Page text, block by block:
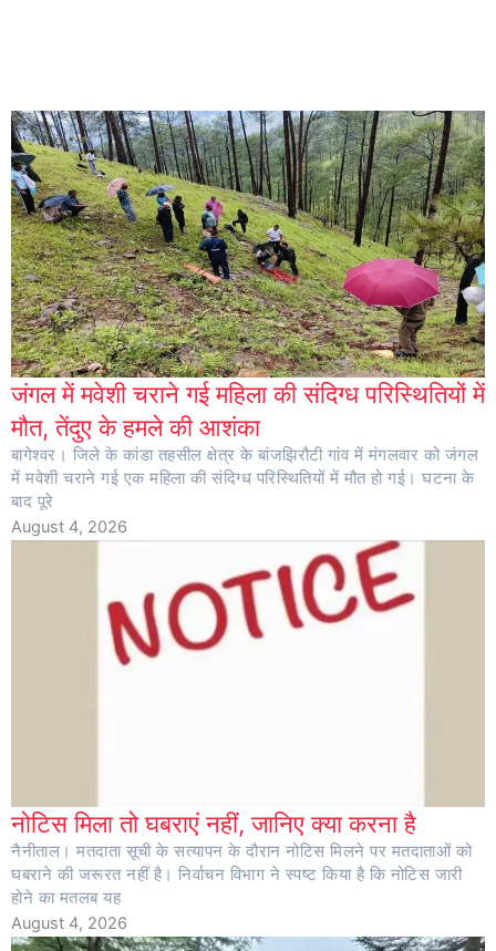
जंगल में मवेशी चराने गई महिला की संदिग्ध परिस्थितियों में
मौत, तेंदुए के हमले की आशंका
बागेश्वर। जिले के कांडा तहसील क्षेत्र के बांजझिरौटी गांव में मंगलवार को जंगल
में मवेशी चराने गई एक महिला की संदिग्ध परिस्थितियों में मौत हो गई। घटना के
बाद पूरे
August 4, 2026
नोटिस मिला तो घबराएं नहीं, जानिए क्या करना है
नैनीताल। मतदाता सूची के सत्यापन के दौरान नोटिस मिलने पर मतदाताओं को
घबराने की जरूरत नहीं है। निर्वाचन विभाग ने स्पष्ट किया है कि नोटिस जारी
होने का मतलब यह
August 4, 2026